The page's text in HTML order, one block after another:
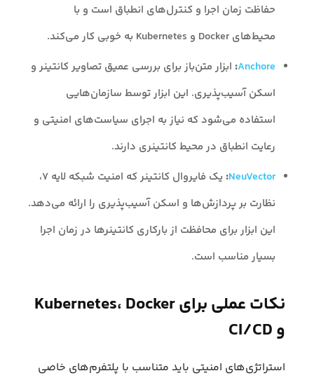
حفاظت زمان اجرا و کنترل‌های انطباق است و با
محیط‌های Docker و Kubernetes به خوبی کار می‌کند.
Anchore
: ابزار متن‌باز برای بررسی عمیق تصاویر کانتینر و
اسکن آسیب‌پذیری. این ابزار توسط سازمان‌هایی
استفاده می‌شود که نیاز به اجرای سیاست‌های امنیتی و
رعایت انطباق در محیط کانتینری دارند.
NeuVector
:
یک فایروال کانتینر که امنیت شبکه لایه ۷،
نظارت بر پردازش‌ها و اسکن آسیب‌پذیری را ارائه می‌دهد.
این ابزار برای محافظت از بارکاری کانتینرها در زمان اجرا
بسیار مناسب است.
نکات عملی برای Kubernetes، Docker
و CI/CD
استراتژی‌های امنیتی باید متناسب با پلتفرم‌های خاصی